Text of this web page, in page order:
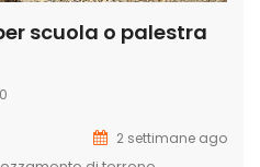
scuola o palestra
2 settimane ago